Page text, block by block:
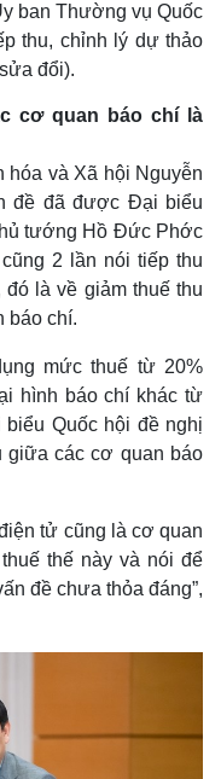
ban Thường vụ Quốc
thu, chỉnh lý dự thảo
đổi).
cơ quan báo chí là
hóa và Xã hội Nguyễn
đề đã được Đại biểu
tướng Hồ Đức Phớc
2 lần nói tiếp thu
là về giảm thuế thu
báo chí.
mức thuế từ 20%
hình báo chí khác từ
Quốc hội đề nghị
giữa các cơ quan báo
tử cũng là cơ quan
thế này và nói để
đề chưa thỏa đáng”,